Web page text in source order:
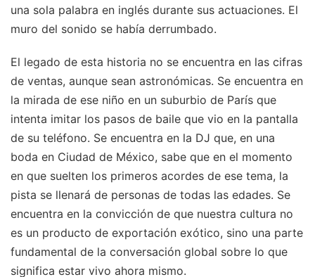
una sola palabra en inglés durante sus actuaciones. El
muro del sonido se había derrumbado.
El legado de esta historia no se encuentra en las cifras
de ventas, aunque sean astronómicas. Se encuentra en
la mirada de ese niño en un suburbio de París que
intenta imitar los pasos de baile que vio en la pantalla
de su teléfono. Se encuentra en la DJ que, en una
boda en Ciudad de México, sabe que en el momento
en que suelten los primeros acordes de ese tema, la
pista se llenará de personas de todas las edades. Se
encuentra en la convicción de que nuestra cultura no
es un producto de exportación exótico, sino una parte
fundamental de la conversación global sobre lo que
significa estar vivo ahora mismo.